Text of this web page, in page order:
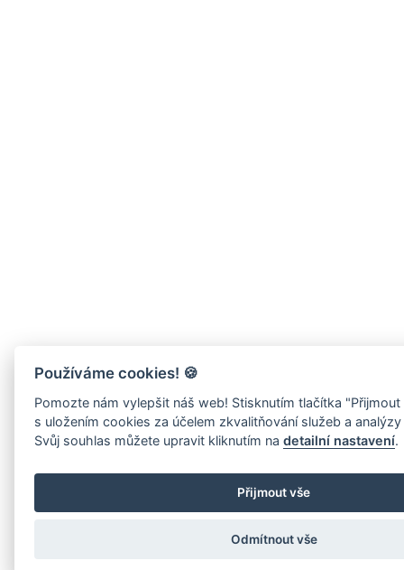
Používáme cookies! 🍪
Pomozte nám vylepšit náš web! Stisknutím tlačítka
s uložením cookies za účelem zkvalitňování služeb a
Svůj souhlas můžete upravit kliknutím nadetailní nastavení.
Přijmout vše
Odmítnout vše